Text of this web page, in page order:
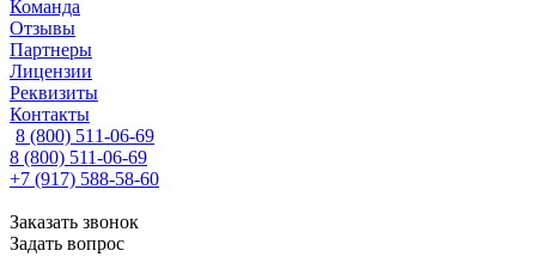
Команда
Отзывы
Партнеры
Лицензии
Реквизиты
Контакты
8 (800) 511-06-69
8 (800) 511-06-69
+7 (917) 588-58-60
Заказать звонок
Задать вопрос